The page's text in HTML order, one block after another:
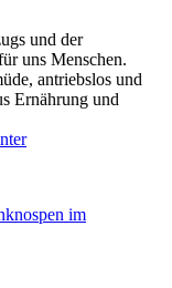
und der
uns Menschen.
antriebslos und
Ernährung und